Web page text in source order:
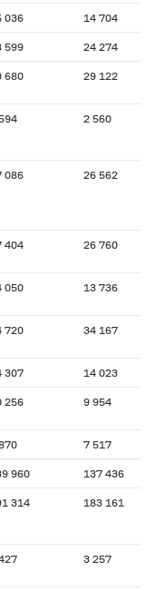
036 14 704
599 24 274
680 29 122
2 560
086 26 562
404 26 760
050 13 736
720 34 167
307 14 023
256 9 954
7 517
960 137 436
314 183 161
3 257